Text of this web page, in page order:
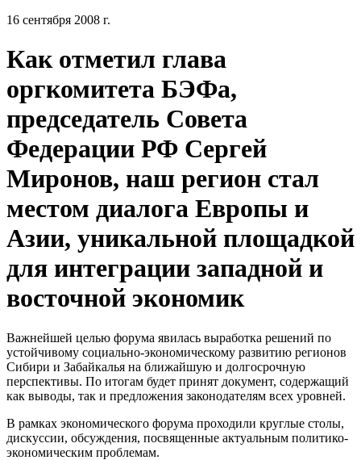
16 сентября 2008 г.
Как отметил глава
оргкомитета БЭФа,
председатель Совета
Федерации РФ Сергей
Миронов, наш регион стал
местом диалога Европы и
Азии, уникальной площадкой
для интеграции западной и
восточной экономик
Важнейшей целью форума явилась выработка решений по
устойчивому социально-экономическому развитию регионов
Сибири и Забайкалья на ближайшую и долгосрочную
перспективы. По итогам будет принят документ, содержащий
как выводы, так и предложения законодателям всех уровней.
В рамках экономического форума проходили круглые столы,
дискуссии, обсуждения, посвященные актуальным политико-
экономическим проблемам.